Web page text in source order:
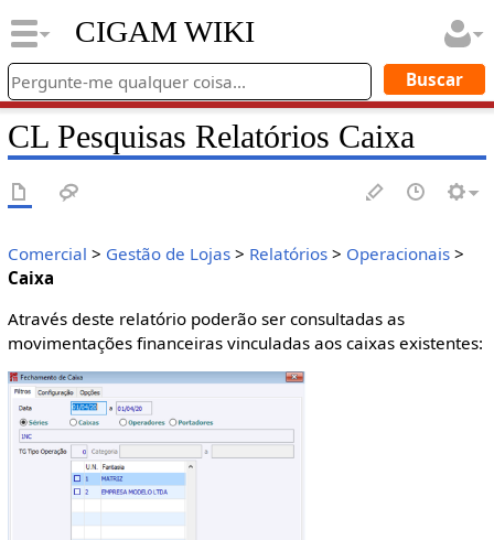
CIGAM WIKI
CL Pesquisas Relatórios Caixa
Comercial > Gestão de Lojas> Relatórios> Operacionais>
Caixa
Através deste relatório poderão ser consultadas as
movimentações financeiras vinculadas aos caixas existentes: